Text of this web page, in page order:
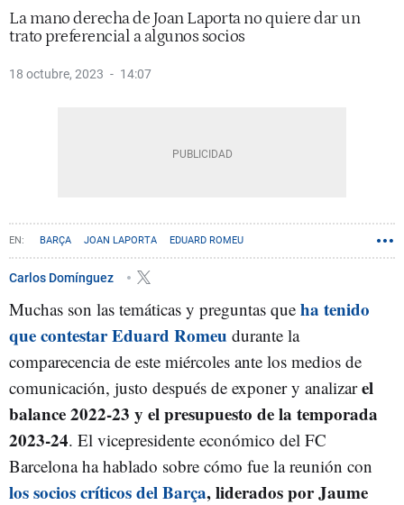
La mano derecha de Joan Laporta no quiere dar un
trato preferencial a algunos socios
18 octubre, 2023 14:07
BARÇA JOAN LAPORTA EDUARD ROMEU
Carlos Domínguez
Muchas son las temáticas y preguntas que ha tenido
que contestar Eduard Romeu durante la
comparecencia de este miércoles ante los medios de
comunicación, justo después de exponer y analizarel
balance 2022-23 y el presupuesto de la temporada
2023-24. El vicepresidente económico del FC
Barcelona ha hablado sobre cómo fue la reunión con
los socios críticos del Barça, liderados por Jaume